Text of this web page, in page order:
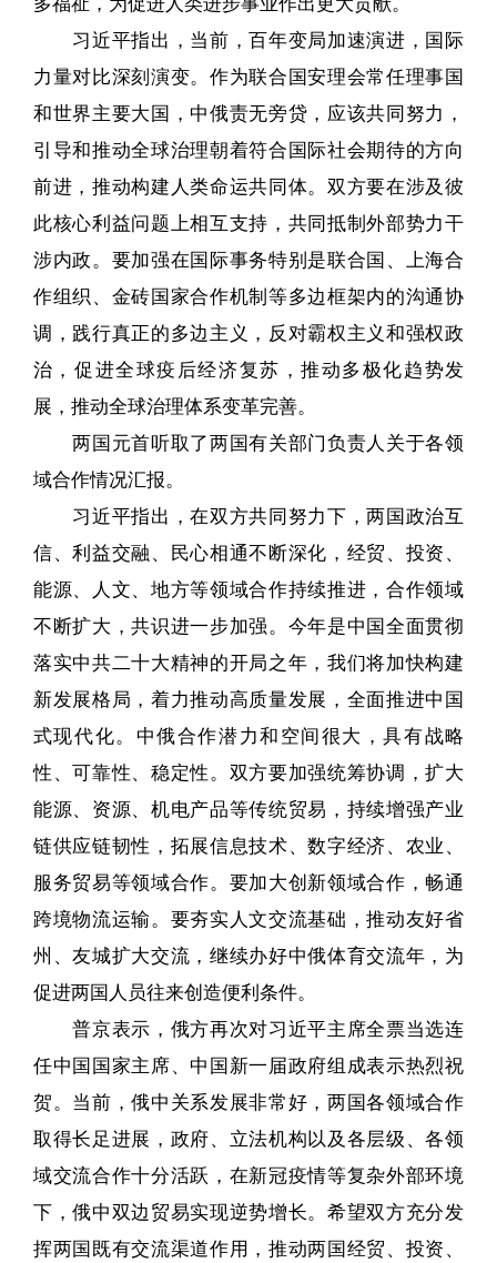
习近平指出，当前，百年变局加速演进，国际
力量对比深刻演变。作为联合国安理会常任理事国
和世界主要大国，中俄责无旁贷，应该共同努力，
引导和推动全球治理朝着符合国际社会期待的方向
前进，推动构建人类命运共同体。双方要在涉及彼
此核心利益问题上相互支持，共同抵制外部势力干
涉内政。要加强在国际事务特别是联合国、上海合
作组织、金砖国家合作机制等多边框架内的沟通协
调，践行真正的多边主义，反对霸权主义和强权政
治，促进全球疫后经济复苏，推动多极化趋势发
展，推动全球治理体系变革完善。
两国元首听取了两国有关部门负责人关于各领
域合作情况汇报。
习近平指出，在双方共同努力下，两国政治互
信、利益交融、民心相通不断深化，经贸、投资、
能源、人文、地方等领域合作持续推进，合作领域
不断扩大，共识进一步加强。今年是中国全面贯彻
落实中共二十大精神的开局之年，我们将加快构建
新发展格局，着力推动高质量发展，全面推进中国
式现代化。中俄合作潜力和空间很大，具有战略
性、可靠性、稳定性。双方要加强统筹协调，扩大
能源、资源、机电产品等传统贸易，持续增强产业
链供应链韧性，拓展信息技术、数字经济、农业、
服务贸易等领域合作。要加大创新领域合作，畅通
跨境物流运输。要夯实人文交流基础，推动友好省
州、友城扩大交流，继续办好中俄体育交流年，为
促进两国人员往来创造便利条件。
普京表示，俄方再次对习近平主席全票当选连
任中国国家主席、中国新一届政府组成表示热烈祝
贺。当前，俄中关系发展非常好，两国各领域合作
取得长足进展，政府、立法机构以及各层级、各领
域交流合作十分活跃，在新冠疫情等复杂外部环境
下，俄中双边贸易实现逆势增长。希望双方充分发
挥两国既有交流渠道作用，推动两国经贸、投资、